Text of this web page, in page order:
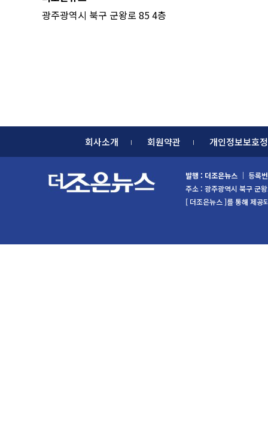
광주광역시 북구 군왕로 85 4층
회사소개 회원약관 개인정보보호
발행 : 더조은뉴스 ｜ 등록
주소 : 광주광역시 북구
[ 더조은뉴스 ]를 통해 제공